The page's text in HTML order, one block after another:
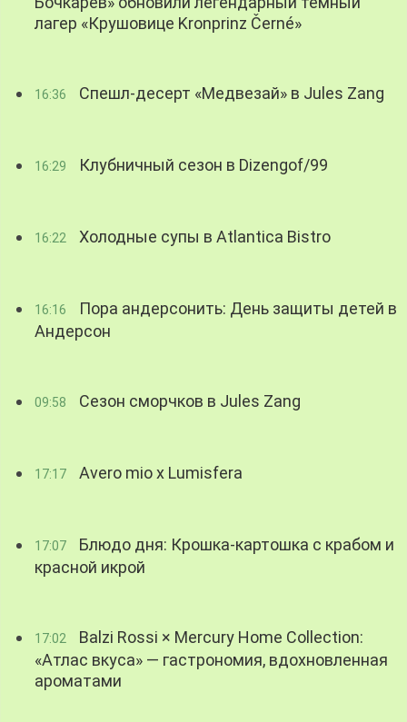
лагер «Крушовице Kronprinz Černé»
16:36 Спешл-десерт «Медвезай» в Jules Zang
16:29 Клубничный сезон в Dizengof/99
16:22 Холодные супы в Atlantica Bistro
16:16
Пора андерсонить: День защиты детей в
Андерсон
09:58 Сезон сморчков в Jules Zang
17:17 Avero mio x Lumisfera
17:07
Блюдо дня: Крошка-картошка с крабом и
красной икрой
17:02
Balzi Rossi × Mercury Home Collection:
«Атлас вкуса» — гастрономия, вдохновленная
ароматами